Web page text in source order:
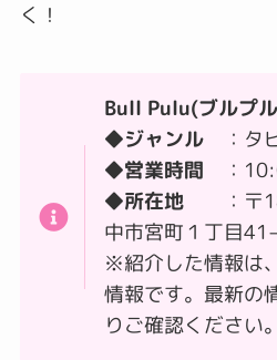
く！
Bull Pulu(ブルプ
◆ジャンル ：タ
◆営業時間 ：
◆所在地 ：〒
中市宮町１丁目
※紹介した情報は
情報です。最新の
りご確認ください。